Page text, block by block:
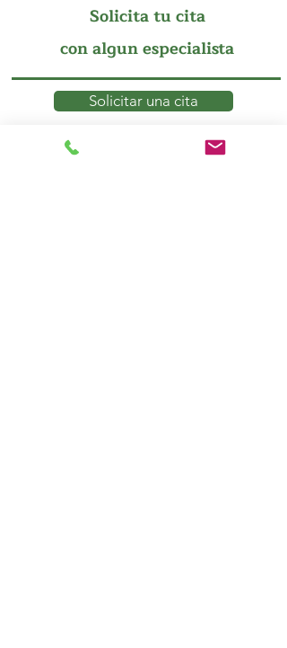
Solicita tu cita
con algun especialista
Solicitar una cita